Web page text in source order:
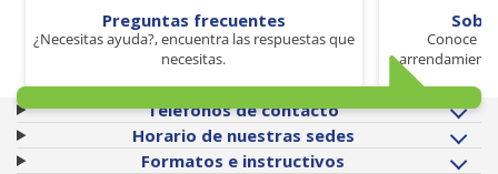
Preguntas frecuentes
¿Necesitas ayuda?, encuentra las respuestas que
necesitas.
Conoce
Teléfonos de contacto
Horario de nuestras sedes
Formatos e instructivos